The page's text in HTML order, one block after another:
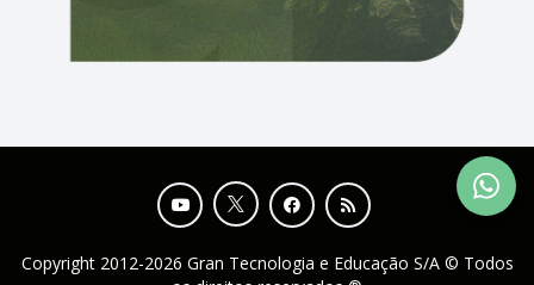
Copyright 2012-2026 Gran Tecnologia e Educação S/A © Todos